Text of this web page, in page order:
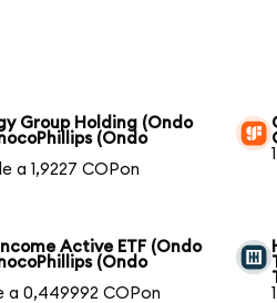
Group Holding (Ondo
(Ondo
a 1,9227 COPon
Active ETF (Ondo
(Ondo
a 0,449992 COPon